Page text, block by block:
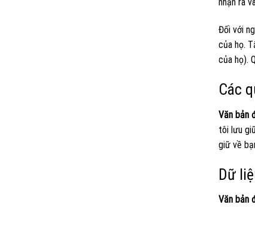
nhận ra
Đối với
của họ.
của họ).
Các
Văn bản
tôi lưu
giữ về
Dữ
Văn bản